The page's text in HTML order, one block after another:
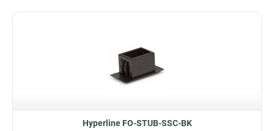
Hyperline FO-STUB-SSC-BK